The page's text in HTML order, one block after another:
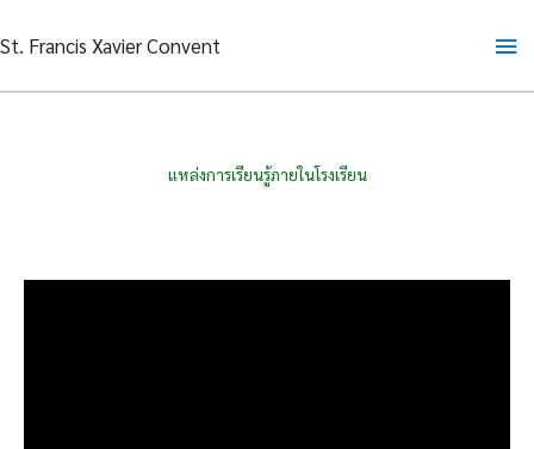
to
St. Francis Xavier Convent
แหล่งการเรียนรู้ภายในโรงเรียน